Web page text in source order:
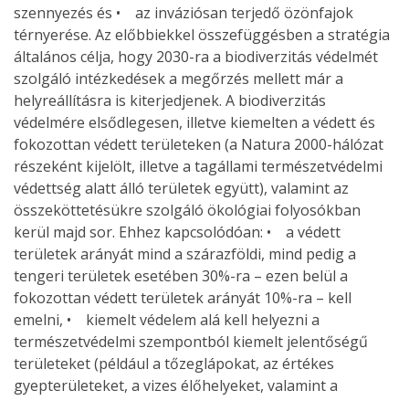
szennyezés és • az inváziósan terjedő özönfajok
térnyerése. Az előbbiekkel összefüggésben a stratégia
általános célja, hogy 2030-ra a biodiverzitás védelmét
szolgáló intézkedések a megőrzés mellett már a
helyreállításra is kiterjedjenek. A biodiverzitás
védelmére elsődlegesen, illetve kiemelten a védett és
fokozottan védett területeken (a Natura 2000-hálózat
részeként kijelölt, illetve a tagállami természetvédelmi
védettség alatt álló területek együtt), valamint az
összeköttetésükre szolgáló ökológiai folyosókban
kerül majd sor. Ehhez kapcsolódóan: • a védett
területek arányát mind a szárazföldi, mind pedig a
tengeri területek esetében 30%-ra – ezen belül a
fokozottan védett területek arányát 10%-ra – kell
emelni, • kiemelt védelem alá kell helyezni a
természetvédelmi szempontból kiemelt jelentőségű
területeket (például a tőzeglápokat, az értékes
gyepterületeket, a vizes élőhelyeket, valamint a